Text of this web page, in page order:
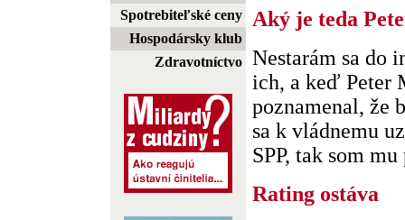
Spotrebiteľské ceny
Hospodársky klub
Zdravotníctvo
Aký je teda
Nestarám sa do
ich, a keď Peter
poznamenal, že
sa k vládnemu
SPP, tak som mu
Rating ostáva